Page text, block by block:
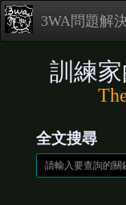
3WA問題解
訓練家
全文搜尋